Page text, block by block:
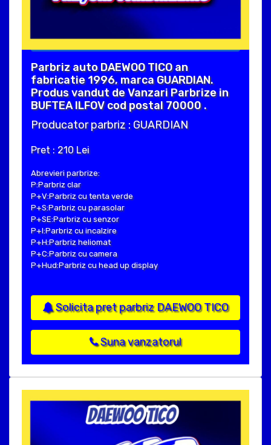
Parbriz auto DAEWOO TICO an
fabricatie 1996, marca GUARDIAN.
Produs vandut de Vanzari Parbrize in
BUFTEA ILFOV cod postal 70000 .
Producator parbriz : GUARDIAN
Pret : 210 Lei
Abrevieri parbrize:
P:Parbriz clar
P+V:Parbriz cu tenta verde
P+S:Parbriz cu parasolar
P+SE:Parbriz cu senzor
P+I:Parbriz cu incalzire
P+H:Parbriz heliomat
P+C:Parbriz cu camera
P+Hud:Parbriz cu head up display
Solicita pret parbriz DAEWOO TICO
Suna vanzatorul